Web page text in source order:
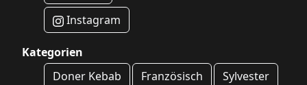
Instagram
Kategorien
Doner Kebab
Französisch
Sylvester